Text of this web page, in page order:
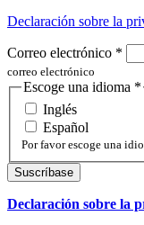
Declaración sobre la
Correo electrónico *
correo electrónico
Escoge una idioma *
Inglés
Español
Por favor escoge una
Declaración sobre la